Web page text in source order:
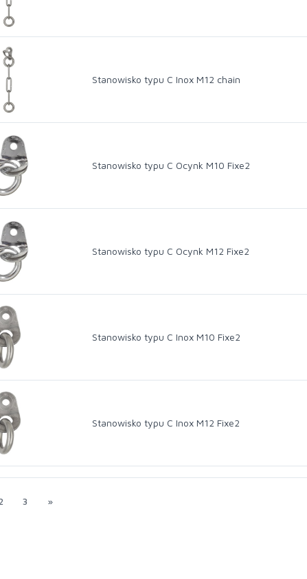
Stanowisko typu C Inox M12 chain
Stanowisko typu C Ocynk M10 Fixe2
Stanowisko typu C Ocynk M12 Fixe2
Stanowisko typu C Inox M10 Fixe2
Stanowisko typu C Inox M12 Fixe2
3 »